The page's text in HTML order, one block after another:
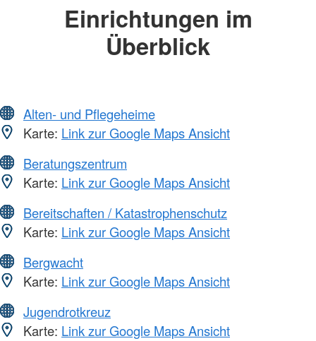
Einrichtungen im
Überblick
Alten- und Pflegeheime
Karte: Link zur Google Maps Ansicht
Beratungszentrum
Karte: Link zur Google Maps Ansicht
Bereitschaften / Katastrophenschutz
Karte: Link zur Google Maps Ansicht
Bergwacht
Karte: Link zur Google Maps Ansicht
Jugendrotkreuz
Karte: Link zur Google Maps Ansicht